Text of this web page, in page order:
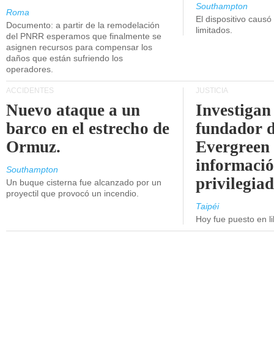
Roma
Documento: a partir de la remodelación
del PNRR esperamos que finalmente se
asignen recursos para compensar los
daños que están sufriendo los
operadores.
Southampton
El dispositivo
limitados.
ACCIDENTES
Nuevo ataque a un
barco en el estrecho de
Ormuz.
Southampton
Un buque cisterna fue alcanzado por un
proyectil que provocó un incendio.
JUSTICIA
fundador
Taipéi
Hoy fue puesto en